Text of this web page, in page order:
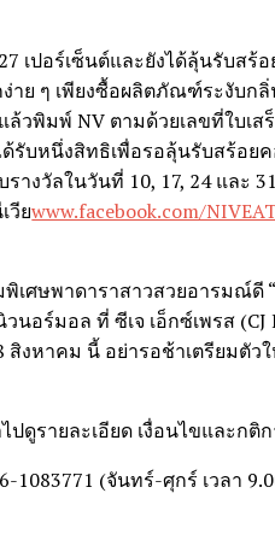
เปอร์เซ็นต์และยังได้ลุ้นรับส
ย ๆ เพียงซื้อผลิตภัณฑ์ระงับก
วพิมพ์ NV ตามด้วยเลขที่ใบเส
รับหนึ่งสิทธิเพื่อรอลุ้นรับสร้อ
างวัลในวันที่ 10, 17, 24 และ
วียwww.facebook.com/
พิเศษพาดาราสาวสวยอารมณ์
อร์มอล ที่ ซีเจ เอ็กซ์เพรส
สิงหาคม นี้ อย่ารอช้าเตรียมตั
ดูรายละเอียด เงื่อนไขและกติ
(จันทร์-ศุกร์ เวลา